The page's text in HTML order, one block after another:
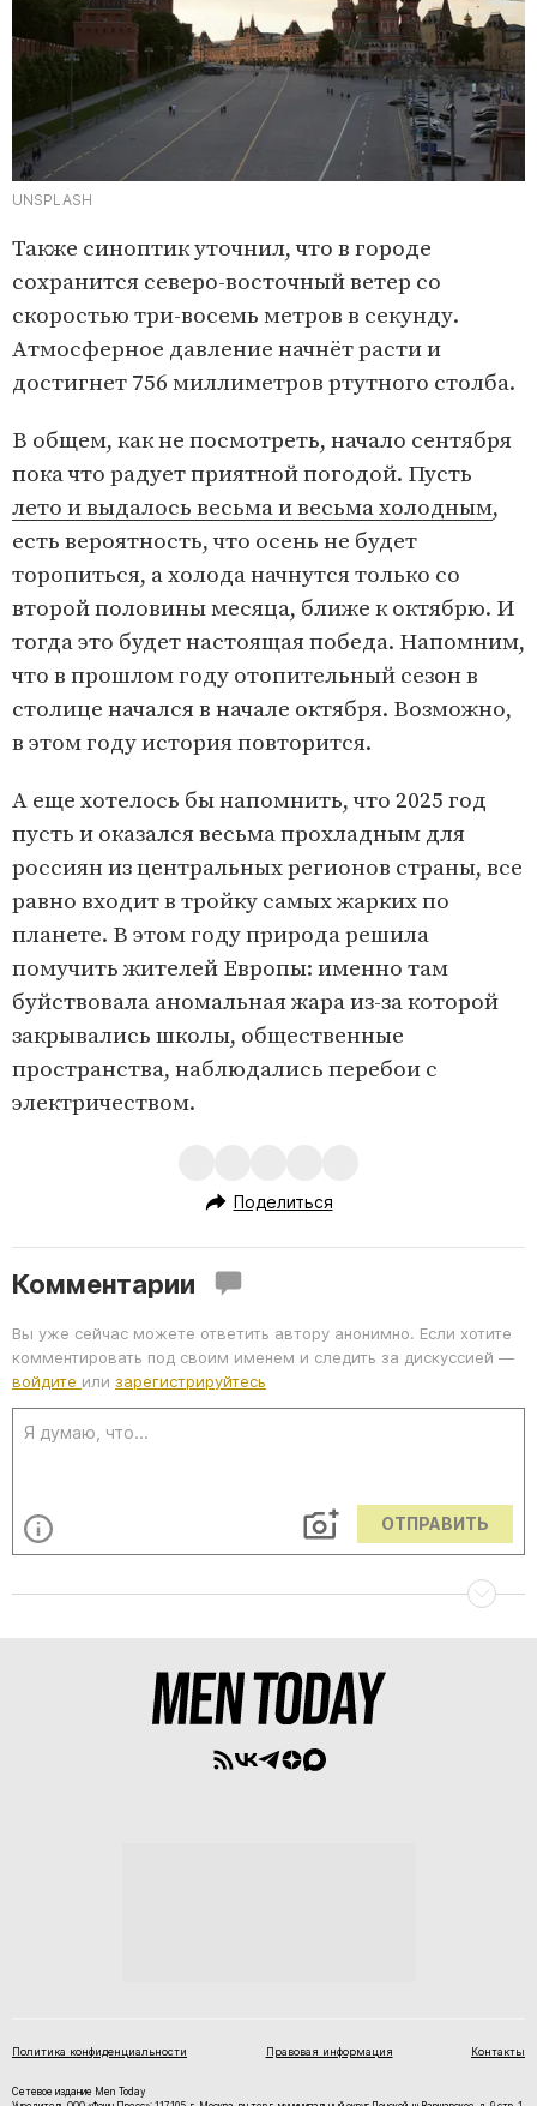
UNSPLASH
Также синоптик уточнил, что в городе
сохранится северо-восточный ветер со
скоростью три-восемь метров в секунду.
Атмосферное давление начнёт расти и
достигнет 756 миллиметров ртутного столба.
В общем, как не посмотреть, начало сентября
пока что радует приятной погодой. Пусть
лето и выдалось весьма и весьма холодным,
есть вероятность, что осень не будет
торопиться, а холода начнутся только со
второй половины месяца, ближе к октябрю. И
тогда это будет настоящая победа. Напомним,
что в прошлом году отопительный сезон в
столице начался в начале октября. Возможно,
в этом году история повторится.
А еще хотелось бы напомнить, что 2025 год
пусть и оказался весьма прохладным для
россиян из центральных регионов страны, все
равно входит в тройку самых жарких по
планете. В этом году природа решила
помучить жителей Европы: именно там
буйствовала аномальная жара из-за которой
закрывались школы, общественные
пространства, наблюдались перебои с
электричеством.
Поделиться
Комментарии
Вы уже сейчас можете ответить автору анонимно. Если хотите
комментировать под своим именем и следить за дискуссией —
войдите или зарегистрируйтесь
ОТПРАВИТЬ
Политика конфиденциальности Правовая информация Контакты
Сетевое издание Men Today